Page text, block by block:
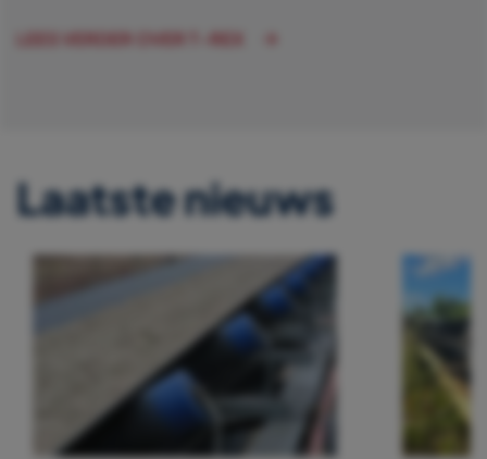
LEES VERDER OVER T-REX
Laatste nieuws